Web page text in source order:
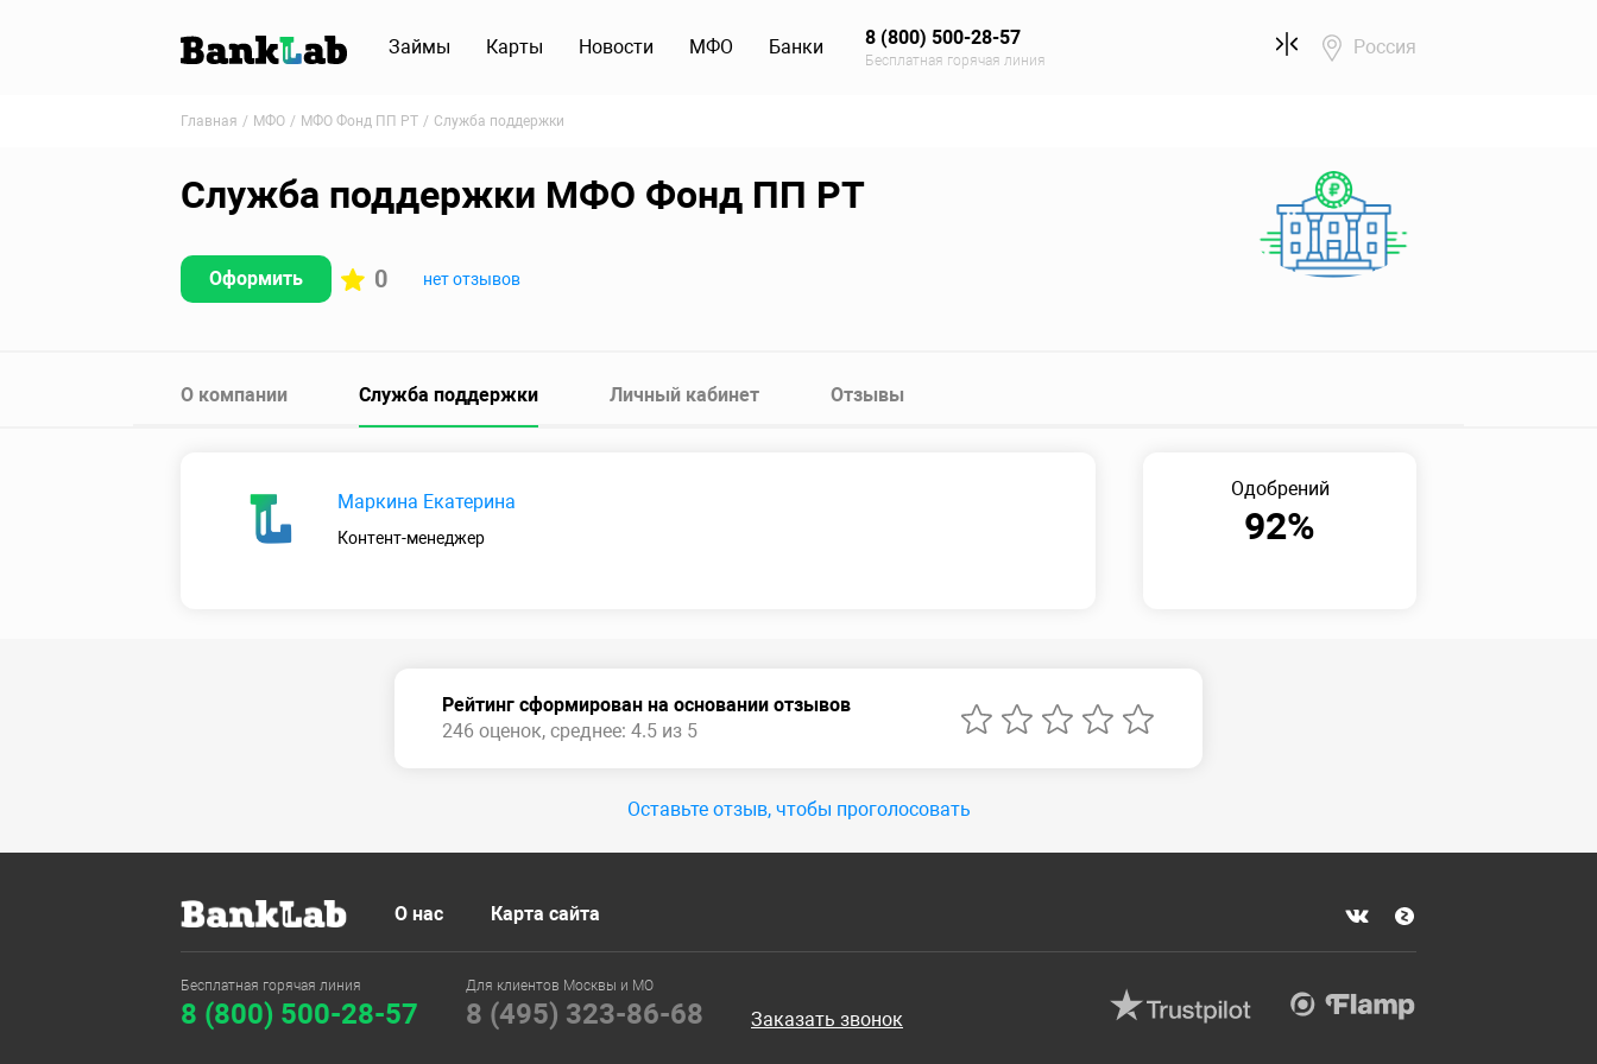
Займы Карты Новости МФО Банки 8 (800) 500-28-57
Бесплатная горячая линия
Россия
Главная МФО МФО Фонд ПП РТ Служба поддержки
Служба поддержки МФО Фонд ПП РТ
Оформить 0 нет отзывов
О компании Служба поддержки Личный кабинет Отзывы
Маркина Екатерина
Контент-менеджер
Одобрений
92%
Рейтинг сформирован на основании отзывов
246 оценок, среднее: 4.5 из 5
Оставьте отзыв, чтобы проголосовать
О нас Карта сайта
Бесплатная горячая линия
8 (800) 500-28-57
Для клиентов Москвы и МО
8 (495) 323-86-68 Заказать звонок